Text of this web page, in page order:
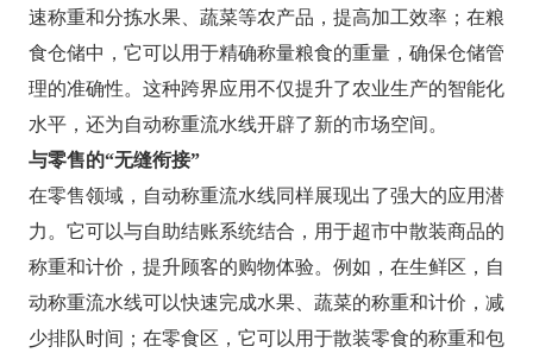
速称重和分拣水果、蔬菜等农产品，提高加工效率；在粮
食仓储中，它可以用于精确称量粮食的重量，确保仓储管
理的准确性。这种跨界应用不仅提升了农业生产的智能化
水平，还为自动称重流水线开辟了新的市场空间。
与零售的“无缝衔接”
在零售领域，自动称重流水线同样展现出了强大的应用潜
力。它可以与自助结账系统结合，用于超市中散装商品的
称重和计价，提升顾客的购物体验。例如，在生鲜区，自
动称重流水线可以快速完成水果、蔬菜的称重和计价，减
少排队时间；在零食区，它可以用于散装零食的称重和包